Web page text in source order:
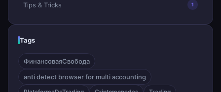
Tips & Tricks 1
Tags
ФинансоваяСвобода
anti detect browser for multi accounting